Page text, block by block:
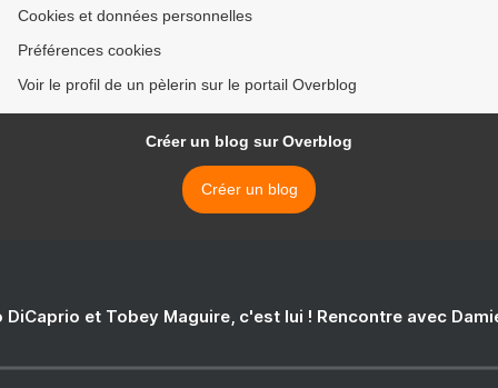
Cookies et données personnelles
Préférences cookies
Voir le profil de un pèlerin sur le portail Overblog
Créer un blog sur Overblog
Créer un blog
DiCaprio et Tobey Maguire, c'est lui ! Rencontre avec